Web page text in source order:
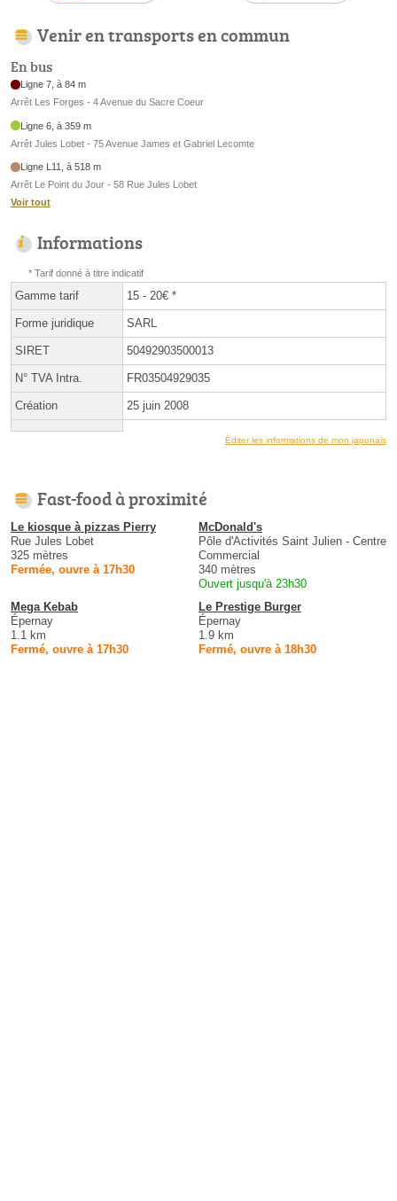
Venir en transports en commun
En bus
Ligne 7, à 84 m
Arrêt Les Forges - 4 Avenue du Sacre Coeur
Ligne 6, à 359 m
Arrêt Jules Lobet - 75 Avenue James et Gabriel Lecomte
Ligne L11, à 518 m
Arrêt Le Point du Jour - 58 Rue Jules Lobet
Voir tout
Informations
* Tarif donné à titre indicatif
Gamme tarif 15 - 20€ *
Forme juridique SARL
SIRET 50492903500013
N° TVA Intra. FR03504929035
Création 25 juin 2008
Éditer les informations de mon japonais
Fast-food à proximité
Le kiosque à pizzas Pierry
Rue Jules Lobet
325 mètres
Fermée, ouvre à 17h30
McDonald's
Pôle d'Activités Saint Julien - Centre
Commercial
340 mètres
Ouvert jusqu'à 23h30
Mega Kebab
Épernay
1.1 km
Fermé, ouvre à 17h30
Le Prestige Burger
Épernay
1.9 km
Fermé, ouvre à 18h30